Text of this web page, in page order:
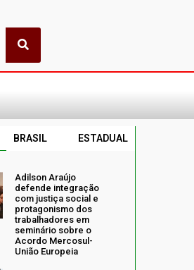
BRASIL ESTADUAL
Adilson Araújo
defende integração
com justiça social e
protagonismo dos
trabalhadores em
seminário sobre o
Acordo Mercosul-
União Europeia